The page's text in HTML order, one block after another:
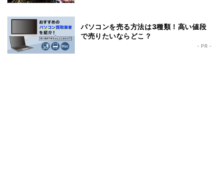
パソコンを売る方法は3種類！高い値段
で売りたいならどこ？
- PR -